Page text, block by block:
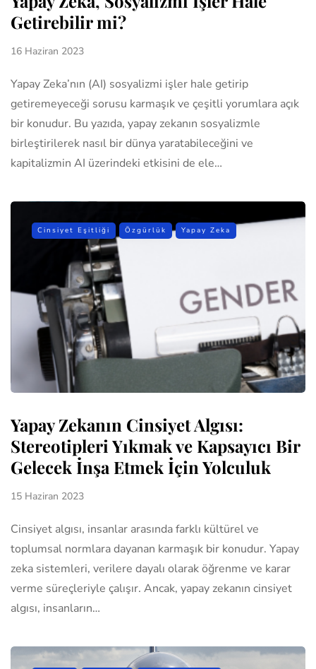
Getirebilir mi?
16 Haziran 2023
Yapay Zeka’nın (AI) sosyalizmi işler hale getirip
getiremeyeceği sorusu karmaşık ve çeşitli yorumlara açık
bir konudur. Bu yazıda, yapay zekanın sosyalizmle
birleştirilerek nasıl bir dünya yaratabileceğini ve
kapitalizmin AI üzerindeki etkisini de ele…
Cinsiyet Eşitliği Özgürlük Yapay Zeka
Yapay Zekanın Cinsiyet Algısı:
Stereotipleri Yıkmak ve Kapsayıcı Bir
Gelecek İnşa Etmek İçin Yolculuk
15 Haziran 2023
Cinsiyet algısı, insanlar arasında farklı kültürel ve
toplumsal normlara dayanan karmaşık bir konudur. Yapay
zeka sistemleri, verilere dayalı olarak öğrenme ve karar
verme süreçleriyle çalışır. Ancak, yapay zekanın cinsiyet
algısı, insanların…